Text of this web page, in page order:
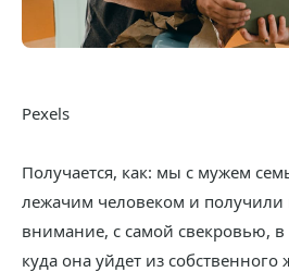
Pexels
Получается, как: мы с мужем
лежачим человеком и получили
внимание, с самой свекровью, в
куда она уйдет из собственного